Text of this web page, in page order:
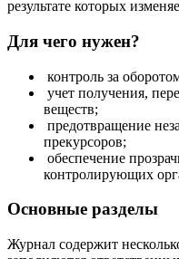
результате которых
Для чего нужен?
контроль за
учет получения,
веществ;
предотвращение
прекурсоров;
обеспечение
контролирующих
Основные разделы
Журнал содержит